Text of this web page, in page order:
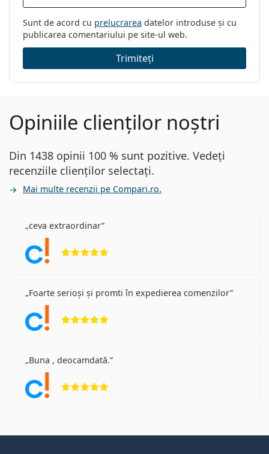
Sunt de acord cu prelucrarea datelor introduse și cu
publicarea comentariului pe site-ul web.
Trimiteți
Opiniile clienților noștri
Din 1438 opinii 100 % sunt pozitive. Vedeți
recenziile clienților selectați.
Mai multe recenzii pe Compari.ro.
ceva extraordinar
Foarte serioși și promti în expedierea comenzilor
Buna , deocamdată.